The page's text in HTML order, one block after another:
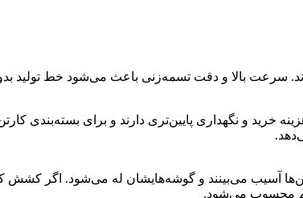
سرعت بالا و دقت تسمه‌زنی باعث می‌شود خط تولید
خرید و نگهداری پایین‌تری دارند و برای بسته‌بندی
آسیب می‌بینند و گوشه‌هایشان له می‌شود. اگر
مهم محسوب می‌شود.